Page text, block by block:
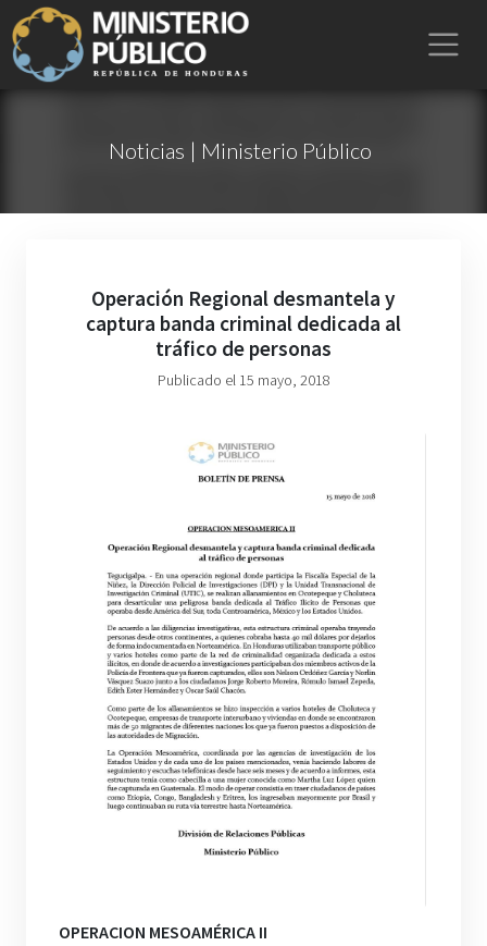
Noticias | Ministerio Público
Operación Regional desmantela y
captura banda criminal dedicada al
tráfico de personas
Publicado el 15 mayo, 2018
OPERACION MESOAMÉRICA II